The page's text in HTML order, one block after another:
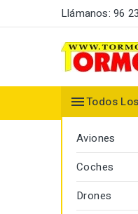
Llámanos: 96
Todos
Aviones
Coches
Drones